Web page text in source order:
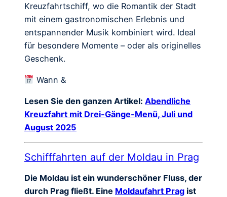
Kreuzfahrtschiff, wo die Romantik der Stadt
mit einem gastronomischen Erlebnis und
entspannender Musik kombiniert wird. Ideal
für besondere Momente – oder als originelles
Geschenk.
Wann &
Lesen Sie den ganzen Artikel: Abendliche
Kreuzfahrt mit Drei-Gänge-Menü, Juli und
August 2025
Schifffahrten auf der Moldau in Prag
Die Moldau ist ein wunderschöner Fluss, der
durch Prag fließt. Eine Moldaufahrt Prag ist